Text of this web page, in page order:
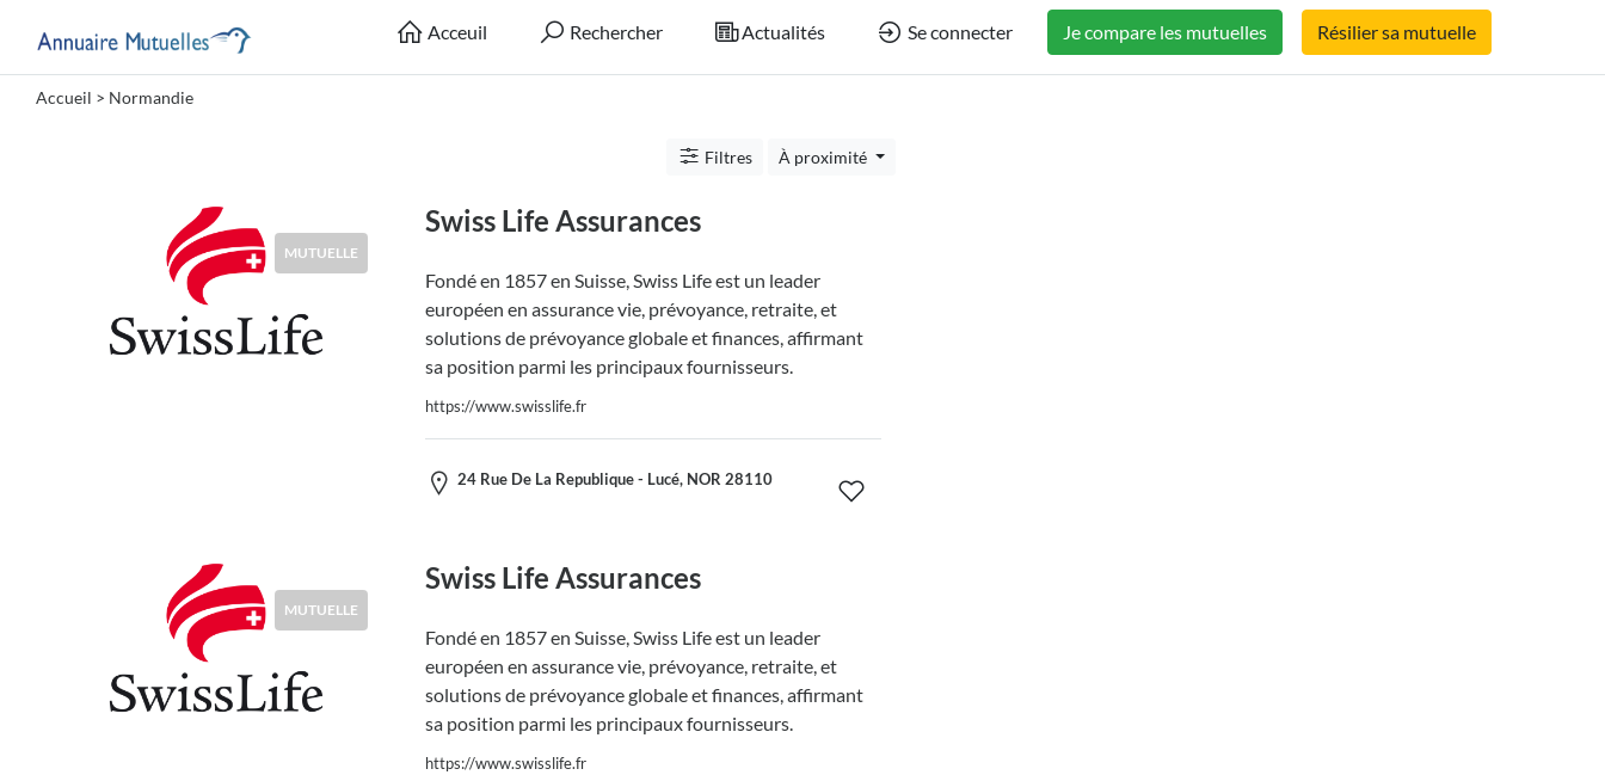
Acceuil Rechercher Actualités Se connecter Je compare les mutuelles Résilier sa mutuelle
Accueil > Normandie
Filtres À proximité
MUTUELLE
Swiss Life Assurances
Fondé en 1857 en Suisse, Swiss Life est un leader
européen en assurance vie, prévoyance, retraite, et
solutions de prévoyance globale et finances, affirmant
sa position parmi les principaux fournisseurs.
https://www.swisslife.fr
24 Rue De La Republique - Lucé, NOR 28110
MUTUELLE
Swiss Life Assurances
Fondé en 1857 en Suisse, Swiss Life est un leader
européen en assurance vie, prévoyance, retraite, et
solutions de prévoyance globale et finances, affirmant
sa position parmi les principaux fournisseurs.
https://www.swisslife.fr